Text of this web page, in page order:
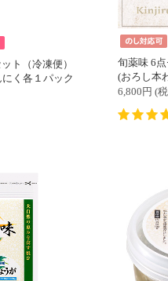
ト（冷凍便）
く各１パック
旬薬味 6点
(おろし本わさび・生おろし
6,800 円 (